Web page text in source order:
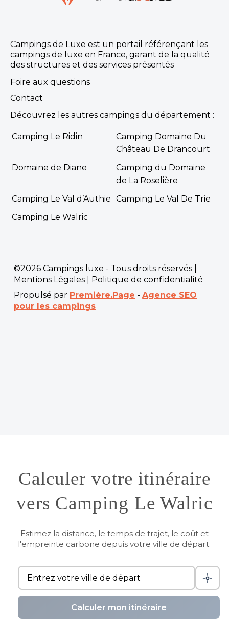
Campings de Luxe est un portail référençant les
campings de luxe en France, garant de la qualité
des structures et des services présentés
Foire aux questions
Contact
Découvrez les autres campings du département :
Camping Le Ridin
Camping Domaine Du
Château De Drancourt
Domaine de Diane
Camping du Domaine
de La Roselière
Camping Le Val d’Authie Camping Le Val De Trie
Camping Le Walric
©2026 Campings luxe - Tous droits réservés |
Mentions Légales
Politique de confidentialité
Propulsé par Première.Page -Agence SEO
pour les campings
Calculer votre itinéraire
vers Camping Le Walric
Estimez la distance, le temps de trajet, le coût et
l'empreinte carbone depuis votre ville de départ.
Calculer mon itinéraire